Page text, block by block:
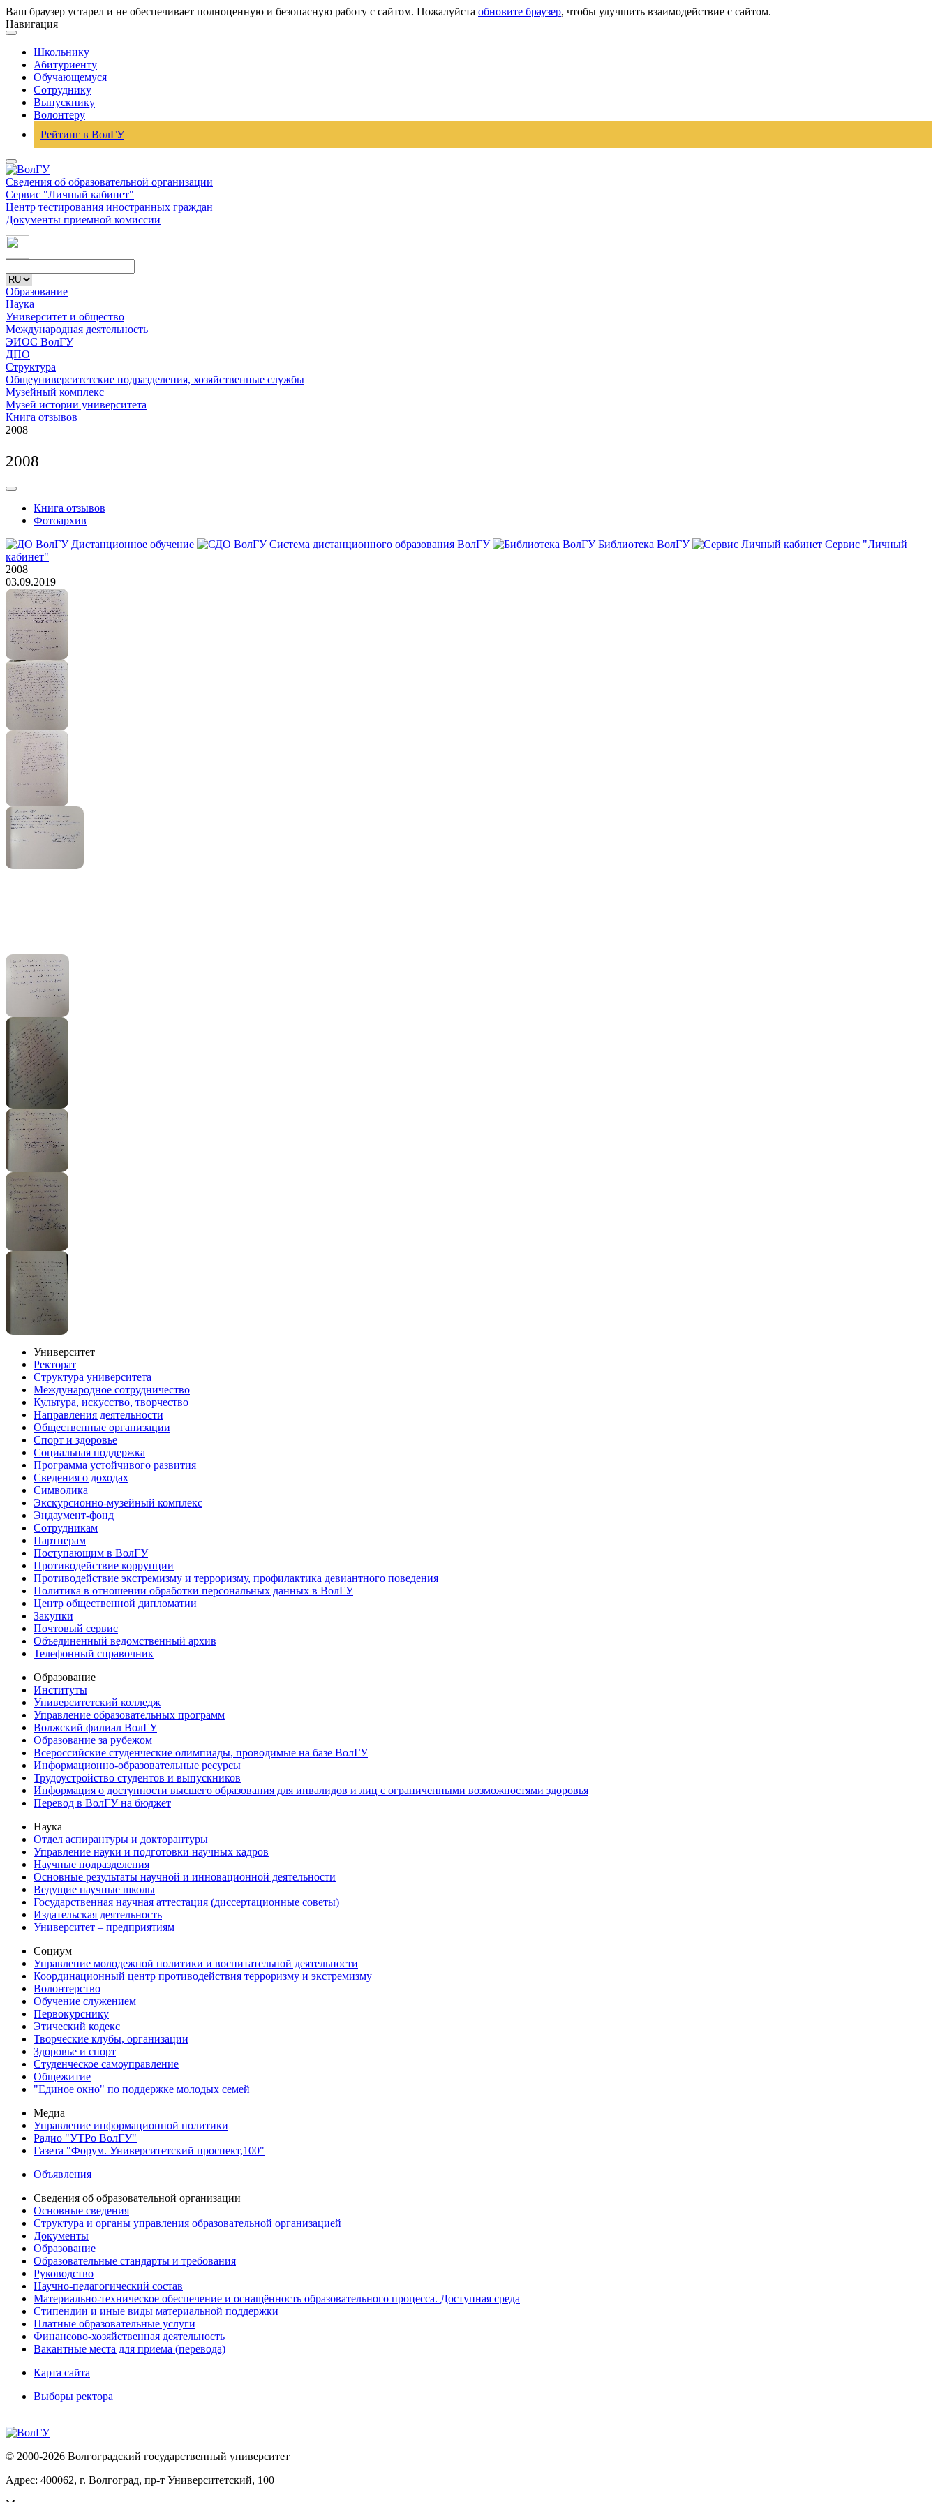
Ваш браузер устарел и не обеспечивает полноценную и безопасную работу с сайтом. Пожалуйста обновите браузер, чтобы улучшить взаимодействие с сайтом.
Навигация
Школьнику
Абитуриенту
Обучающемуся
Сотруднику
Выпускнику
Волонтеру
Рейтинг в ВолГУ
Сведения об образовательной организации
Сервис "Личный кабинет"
Центр тестирования иностранных граждан
Документы приемной комиссии
Образование
Наука
Университет и общество
Международная деятельность
ЭИОС ВолГУ
ДПО
Структура
Общеуниверситетские подразделения, хозяйственные службы
Музейный комплекс
Музей истории университета
Книга отзывов
2008
2008
Книга отзывов
Фотоархив
Дистанционное обучение
Система дистанционного образования ВолГУ Библиотека ВолГУ
Сервис "Личный
кабинет"
2008
03.09.2019
Университет
Ректорат
Структура университета
Международное сотрудничество
Культура, искусство, творчество
Направления деятельности
Общественные организации
Спорт и здоровье
Социальная поддержка
Программа устойчивого развития
Сведения о доходах
Символика
Экскурсионно-музейный комплекс
Эндаумент-фонд
Сотрудникам
Партнерам
Поступающим в ВолГУ
Противодействие коррупции
Противодействие экстремизму и терроризму, профилактика девиантного поведения
Политика в отношении обработки персональных данных в ВолГУ
Центр общественной дипломатии
Закупки
Почтовый сервис
Объединенный ведомственный архив
Телефонный справочник
Образование
Институты
Университетский колледж
Управление образовательных программ
Волжский филиал ВолГУ
Образование за рубежом
Всероссийские студенческие олимпиады, проводимые на базе ВолГУ
Информационно-образовательные ресурсы
Трудоустройство студентов и выпускников
Информация о доступности высшего образования для инвалидов и лиц с ограниченными возможностями здоровья
Перевод в ВолГУ на бюджет
Наука
Отдел аспирантуры и докторантуры
Управление науки и подготовки научных кадров
Научные подразделения
Основные результаты научной и инновационной деятельности
Ведущие научные школы
Государственная научная аттестация (диссертационные советы)
Издательская деятельность
Университет – предприятиям
Социум
Управление молодежной политики и воспитательной деятельности
Координационный центр противодействия терроризму и экстремизму
Волонтерство
Обучение служением
Первокурснику
Этический кодекс
Творческие клубы, организации
Здоровье и спорт
Студенческое самоуправление
Общежитие
"Единое окно" по поддержке молодых семей
Медиа
Управление информационной политики
Радио "УТРо ВолГУ"
Газета "Форум. Университетский проспект,100"
Объявления
Сведения об образовательной организации
Основные сведения
Структура и органы управления образовательной организацией
Документы
Образование
Образовательные стандарты и требования
Руководство
Научно-педагогический состав
Материально-техническое обеспечение и оснащённость образовательного процесса. Доступная среда
Стипендии и иные виды материальной поддержки
Платные образовательные услуги
Финансово-хозяйственная деятельность
Вакантные места для приема (перевода)
Карта сайта
Выборы ректора
© 2000-2026 Волгоградский государственный университет
Адрес: 400062, г. Волгоград, пр-т Университетский, 100